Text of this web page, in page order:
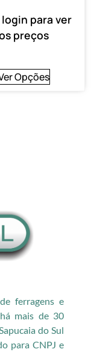
login para ver
preços
Opções
ferragens e
mais de 30
do Sul
para CNPJ e